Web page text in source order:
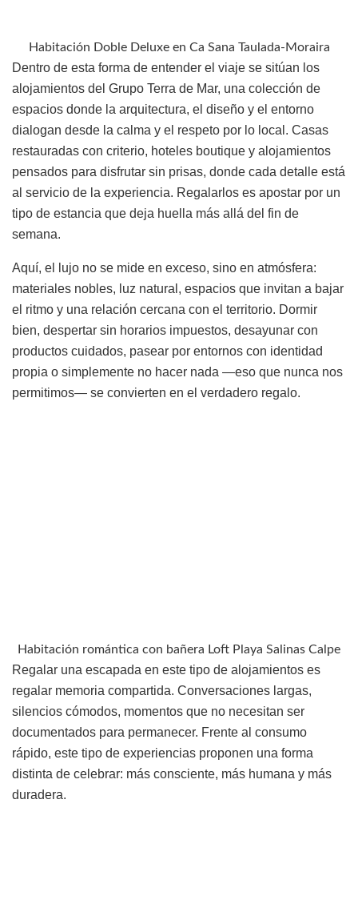
Habitación Doble Deluxe en Ca Sana Taulada-Moraira
Dentro de esta forma de entender el viaje se sitúan los
alojamientos del Grupo Terra de Mar, una colección de
espacios donde la arquitectura, el diseño y el entorno
dialogan desde la calma y el respeto por lo local. Casas
restauradas con criterio, hoteles boutique y alojamientos
pensados para disfrutar sin prisas, donde cada detalle está
al servicio de la experiencia. Regalarlos es apostar por un
tipo de estancia que deja huella más allá del fin de
semana.
Aquí, el lujo no se mide en exceso, sino en atmósfera:
materiales nobles, luz natural, espacios que invitan a bajar
el ritmo y una relación cercana con el territorio. Dormir
bien, despertar sin horarios impuestos, desayunar con
productos cuidados, pasear por entornos con identidad
propia o simplemente no hacer nada —eso que nunca nos
permitimos— se convierten en el verdadero regalo.
Habitación romántica con bañera Loft Playa Salinas Calpe
Regalar una escapada en este tipo de alojamientos es
regalar memoria compartida. Conversaciones largas,
silencios cómodos, momentos que no necesitan ser
documentados para permanecer. Frente al consumo
rápido, este tipo de experiencias proponen una forma
distinta de celebrar: más consciente, más humana y más
duradera.